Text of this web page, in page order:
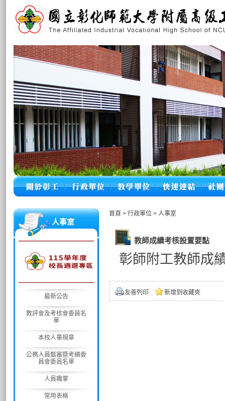
人事室
最新公告
教評會及考核會委員名
單
本校人事規章
公務人員甄審暨考績委
員會委員名單
人員職掌
常用表格
首頁 > 行政單位 > 人事室
教師成績考核設置要點
彰師附工教師成
友善列印 新增到收藏夾